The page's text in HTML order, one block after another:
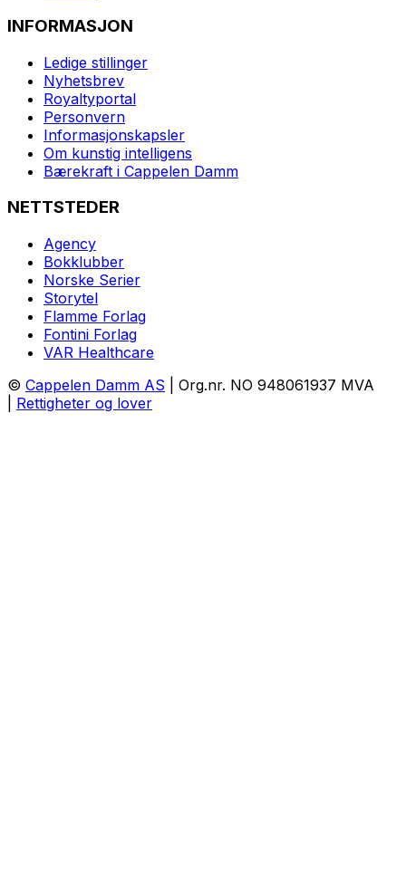
INFORMASJON
Ledige stillinger
Nyhetsbrev
Royaltyportal
Personvern
Informasjonskapsler
Om kunstig intelligens
Bærekraft i Cappelen Damm
NETTSTEDER
Agency
Bokklubber
Norske Serier
Storytel
Flamme Forlag
Fontini Forlag
VAR Healthcare
© Cappelen Damm AS | Org.nr. NO 948061937 MVA
Rettigheter og lover